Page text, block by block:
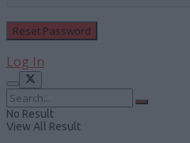
Log In
No Result
View All Result